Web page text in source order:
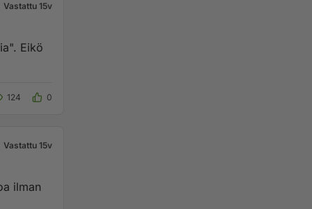
Vastattu 15v
Eikö
124 0
Vastattu 15v
ilman